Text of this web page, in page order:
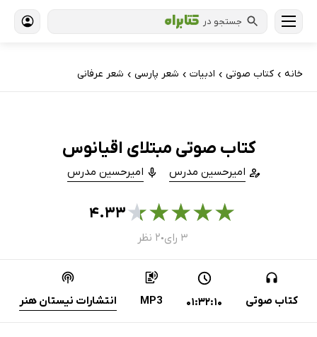
جستجو در
خانه › کتاب‌ صوتی › ادبیات › شعر پارسی › شعر عرفانی
کتاب صوتی مبتلای اقیانوس
امیرحسین مدرس امیرحسین مدرس
★
★
★
★
★۴.۳۳
۳ رای ● ۲ نظر
کتاب صوتی 01:32:10
MP3 انتشارات نیستان هنر